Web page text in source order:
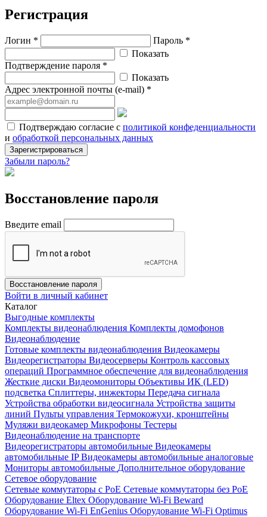
Регистрация
Логин *
Пароль *
Показать
Подтверждение пароля *
Показать
Адрес электронной почты (e-mail) *
Подтверждаю согласие с политикой конфеденциальности
и обработкой персональных данных
Зарегистрироваться
Забыли пароль?
Восстановление пароля
Введите email
Восстановление пароля
Войти в личный кабинет
Каталог
Выгодные комплекты
Комплекты видеонаблюдения Комплекты домофонов
Видеонаблюдение
Готовые комплекты видеонаблюдения Видеокамеры
Видеорегистраторы Видеосерверы Контроль кассовых
операций Программное обеспечение для видеонаблюдения
Жесткие диски Видеомониторы Объективы ИК (LED)
подсветка Сплиттеры, инжекторы Передача сигнала
Устройства обработки видеосигнала Устройства защиты
линий Пульты управления Термокожухи, кронштейны
Муляжи видеокамер Микрофоны Тестеры
Видеонаблюдение на транспорте
Видеорегистраторы автомобильные Видеокамеры
автомобильные IPВидеокамеры автомобильные аналоговые
Мониторы автомобильные Дополнительное оборудование
Сетевое оборудование
Сетевые коммутаторы с РоЕ Сетевые коммутаторы без РоЕ
Оборудование Eltex Оборудование Wi-Fi Beward
Оборудование Wi-Fi EnGenius Оборудование Wi-Fi Optimus